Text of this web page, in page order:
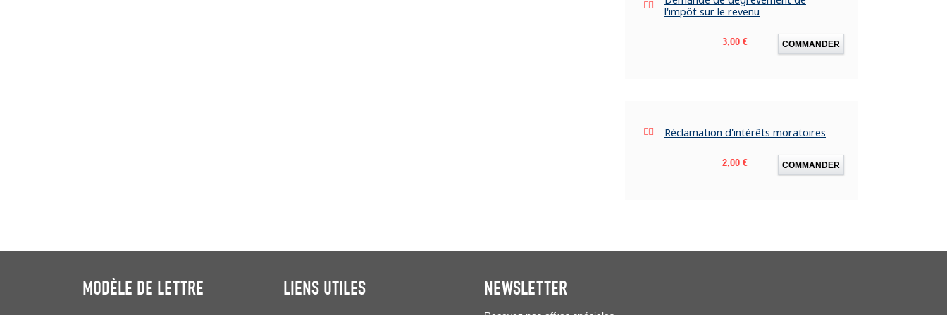
l'impôt sur le revenu
Prix
3,00 € COMMANDER
Réclamation d'intérêts moratoires
Prix
2,00 € COMMANDER
MODÈLE DE LETTRE LIENS UTILES NEWSLETTER